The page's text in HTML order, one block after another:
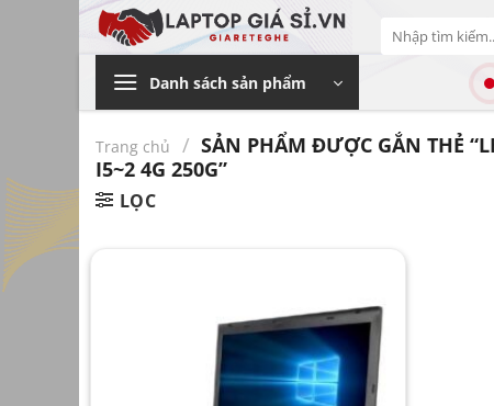
Bỏ
qua
dung
Tìm
kiếm:
Danh sách sản phẩm
Trang chủ / SẢN PHẨM ĐƯỢC GẮN THẺ
I5~2 4G 250G”
LỌC